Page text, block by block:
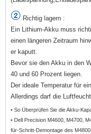
Richtig lagern :
Ein Lithium-Akku muss
einen längeren Zeitraum
er kaputt.
Bevor sie den Akku in den
40 und 60 Prozent liegen.
Der ideale Temperatur für
Allerdings darf die
• So Überprüfen Sie die Akku-
• Dell Precision M4600, M4700,
für-Schritt-Demontage des M4800